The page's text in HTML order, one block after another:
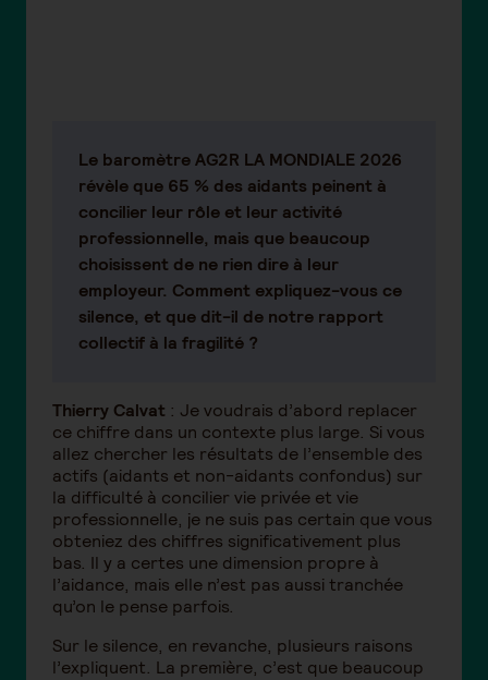
Le baromètre AG2R LA MONDIALE 2026
révèle que 65 % des aidants peinent à
concilier leur rôle et leur activité
professionnelle, mais que beaucoup
choisissent de ne rien dire à leur
employeur. Comment expliquez-vous ce
silence, et que dit-il de notre rapport
collectif à la fragilité ?
Thierry Calvat : Je voudrais d’abord replacer
ce chiffre dans un contexte plus large. Si vous
allez chercher les résultats de l’ensemble des
actifs (aidants et non-aidants confondus) sur
la difficulté à concilier vie privée et vie
professionnelle, je ne suis pas certain que vous
obteniez des chiffres significativement plus
bas. Il y a certes une dimension propre à
l’aidance, mais elle n’est pas aussi tranchée
qu’on le pense parfois.
Sur le silence, en revanche, plusieurs raisons
l’expliquent. La première, c’est que beaucoup